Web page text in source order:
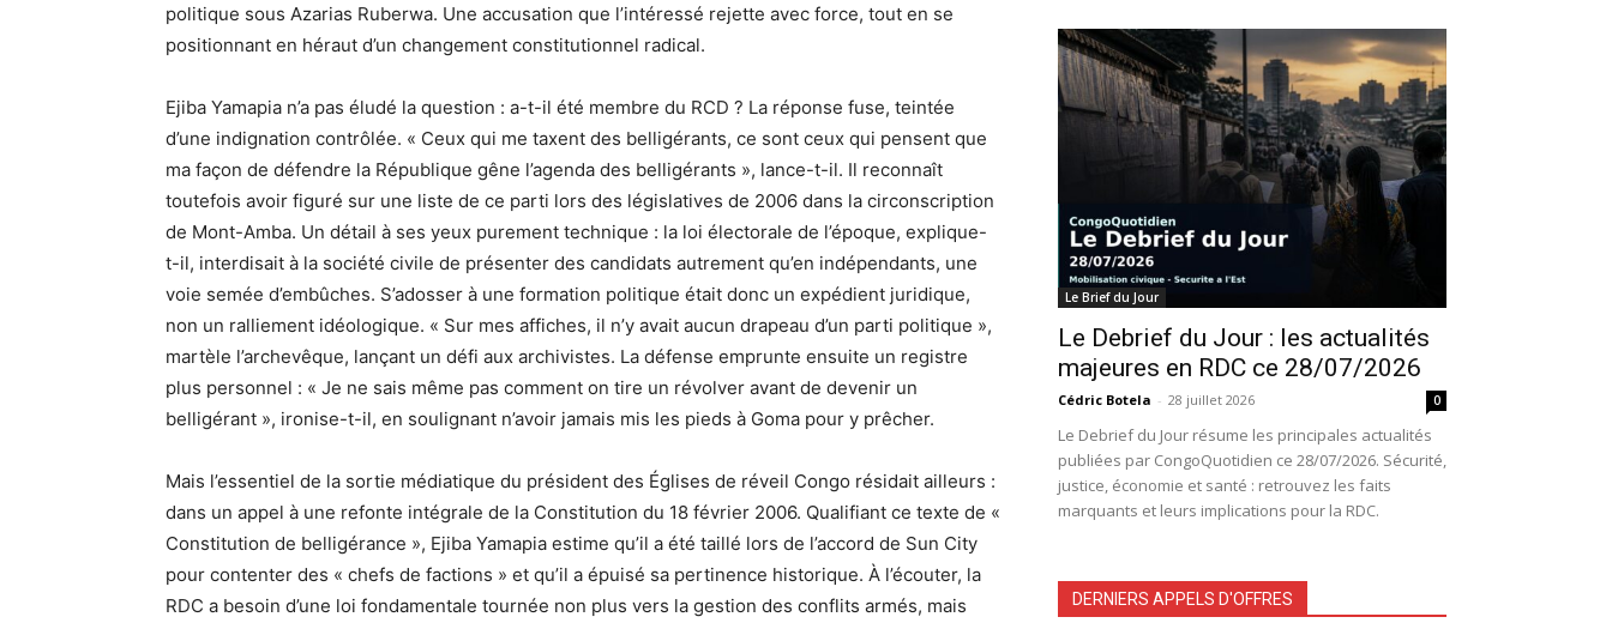
politique sous Azarias Ruberwa. Une accusation que l’intéressé rejette avec force, tout en se
positionnant en héraut d’un changement constitutionnel radical.
Ejiba Yamapia n’a pas éludé la question : a-t-il été membre du RCD ? La réponse fuse, teintée
d’une indignation contrôlée. « Ceux qui me taxent des belligérants, ce sont ceux qui pensent que
ma façon de défendre la République gêne l’agenda des belligérants », lance-t-il. Il reconnaît
toutefois avoir figuré sur une liste de ce parti lors des législatives de 2006 dans la circonscription
de Mont-Amba. Un détail à ses yeux purement technique : la loi électorale de l’époque, explique-
t-il, interdisait à la société civile de présenter des candidats autrement qu’en indépendants, une
voie semée d’embûches. S’adosser à une formation politique était donc un expédient juridique,
non un ralliement idéologique. « Sur mes affiches, il n’y avait aucun drapeau d’un parti politique »,
martèle l’archevêque, lançant un défi aux archivistes. La défense emprunte ensuite un registre
plus personnel : « Je ne sais même pas comment on tire un révolver avant de devenir un
belligérant », ironise-t-il, en soulignant n’avoir jamais mis les pieds à Goma pour y prêcher.
Mais l’essentiel de la sortie médiatique du président des Églises de réveil Congo résidait ailleurs :
dans un appel à une refonte intégrale de la Constitution du 18 février 2006. Qualifiant ce texte de «
Constitution de belligérance », Ejiba Yamapia estime qu’il a été taillé lors de l’accord de Sun City
pour contenter des « chefs de factions » et qu’il a épuisé sa pertinence historique. À l’écouter, la
RDC a besoin d’une loi fondamentale tournée non plus vers la gestion des conflits armés, mais
Le Brief du Jour
Le Debrief du Jour : les actualités
majeures en RDC ce 28/07/2026
Cédric Botela - 28 juillet 2026 0
Le Debrief du Jour résume les principales actualités
publiées par CongoQuotidien ce 28/07/2026. Sécurité,
justice, économie et santé : retrouvez les faits
marquants et leurs implications pour la RDC.
DERNIERS APPELS D'OFFRES